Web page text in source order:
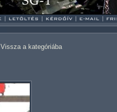
Vissza a kategóriába